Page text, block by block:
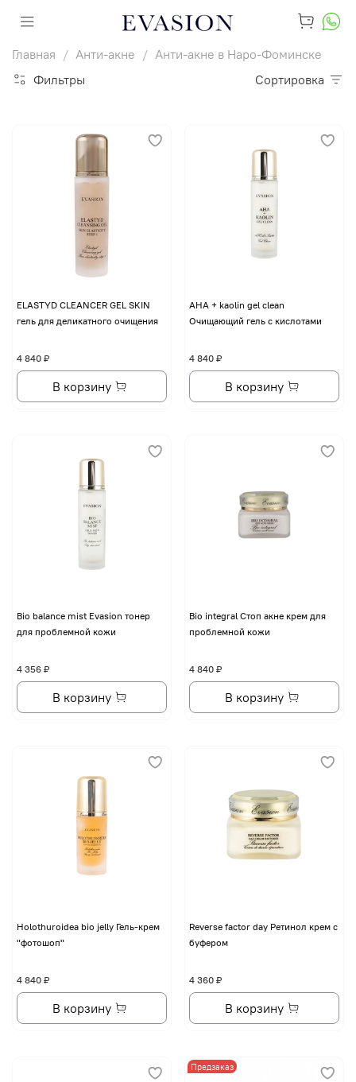
Главная Анти-акне
Анти-акне в Наро-Фоминске
Фильтры
Сортировка
ELASTYD CLEANCER GEL SKIN
гель для деликатного очищения
4 840 ₽
В корзину
AHA + kaolin gel clean
Очищающий гель с кислотами
4 840 ₽
В корзину
Bio balance mist Evasion тонер
для проблемной кожи
4 356 ₽
В корзину
Bio integral Стоп акне крем для
проблемной кожи
4 840 ₽
В корзину
Holothuroidea bio jelly Гель-крем
"фотошоп"
4 840 ₽
В корзину
Reverse factor day Ретинол крем с
буфером
4 360 ₽
В корзину
Предзаказ